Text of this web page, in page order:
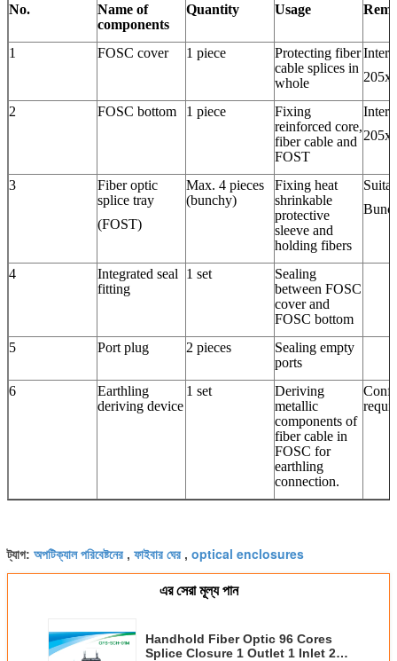
No.
Name of
components
Quantity Usage
1 FOSC cover 1 piece
Protecting fiber
cable splices in
whole
2 FOSC bottom 1 piece
Fixing
reinforced core,
fiber cable and
FOST
3
Fiber optic
splice tray
(FOST)
Max. 4 pieces
(bunchy)
Fixing heat
shrinkable
protective
sleeve and
holding fibers
4
Integrated seal
fitting
1 set
Sealing
between FOSC
cover and
FOSC bottom
5
Port plug 2 pieces
Sealing empty
ports
6
Earthling
deriving device
1 set
Deriving
metallic
components of
fiber cable in
FOSC for
earthling
connection.
ট্যাগ: অপটিক্যাল পরিবেষ্টনের , ফাইবার ঘের , optical enclosures
এর সেরা মূল্য পান
Handhold Fiber Optic 96 Cores
Splice Closure 1 Outlet 1 Inlet 24